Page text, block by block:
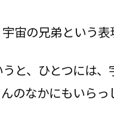
宙の兄弟という
と、ひとつには
のなかにもいらっ